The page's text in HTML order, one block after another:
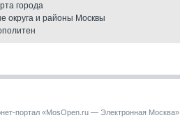
города
округа и районы Москвы
портал «MosOpen.ru — Электронная Москва»